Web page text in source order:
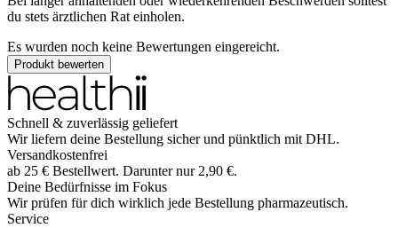
du stets ärztlichen Rat einholen.
Es wurden noch keine Bewertungen eingereicht.
Produkt bewerten
Schnell & zuverlässig geliefert
Wir liefern deine Bestellung sicher und pünktlich mit DHL.
Versandkostenfrei
ab 25 € Bestellwert. Darunter nur 2,90 €.
Deine Bedürfnisse im Fokus
Wir prüfen für dich wirklich jede Bestellung pharmazeutisch.
Service